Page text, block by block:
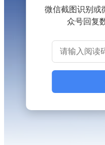
微信截图识别或
众号回复